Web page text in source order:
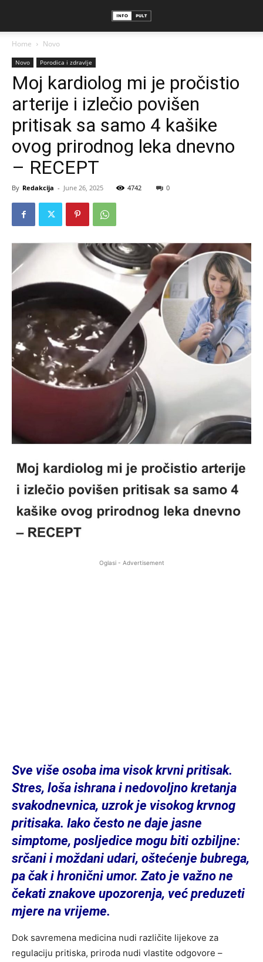
Home Novo
Novo Porodica i zdravlje
Moj kardiolog mi je pročistio
arterije i izlečio povišen
pritisak sa samo 4 kašike
ovog prirodnog leka dnevno
– RECEPT
By Redakcija - June 26, 2025 4742 0
Oglasi - Advertisement
Sve više osoba ima visok krvni pritisak.
Stres, loša ishrana i nedovoljno kretanja
svakodnevnica, uzrok je visokog krvnog
pritisaka. Iako često ne daje jasne
simptome, posljedice mogu biti ozbiljne:
srčani i moždani udari, oštećenje bubrega,
pa čak i hronični umor. Zato je važno ne
čekati znakove upozorenja, već preduzeti
mjere na vrijeme.
Dok savremena medicina nudi različite lijekove za
regulaciju pritiska, priroda nudi vlastite odgovore –